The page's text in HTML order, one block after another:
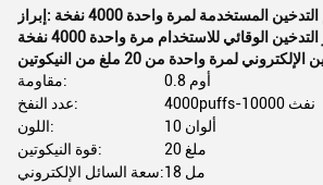
إبراز: التدخين المستخدمة لمرة واحدة 4000 نفخة
الوقائي للاستخدام مرة واحدة 4000 نفخة
لمرة واحدة من 20 ملغ من النيكوتين
مقاومة:
0.8 أوم
عدد النفخ:
4000puffs-10000 نفث
اللون:
10 ألوان
قوة النيكوتين:
20 ملغ
سعة السائل الإلكتروني:
18 مل